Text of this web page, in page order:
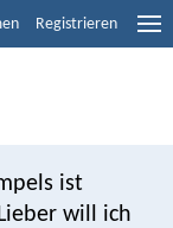
Registrieren
ist
Lieber will ich